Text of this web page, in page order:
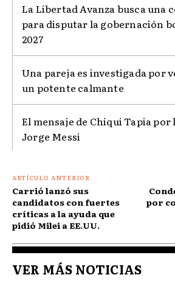
La Libertad Avanza busca una
para disputar la gobernación
2027
Una pareja es investigada por
un potente calmante
El mensaje de Chiqui Tapia por
Jorge Messi
ARTÍCULO ANTERIOR
Carrió lanzó sus
candidatos con fuertes
críticas a la ayuda que
pidió Milei a EE.UU.
por
VER MÁS NOTICIAS